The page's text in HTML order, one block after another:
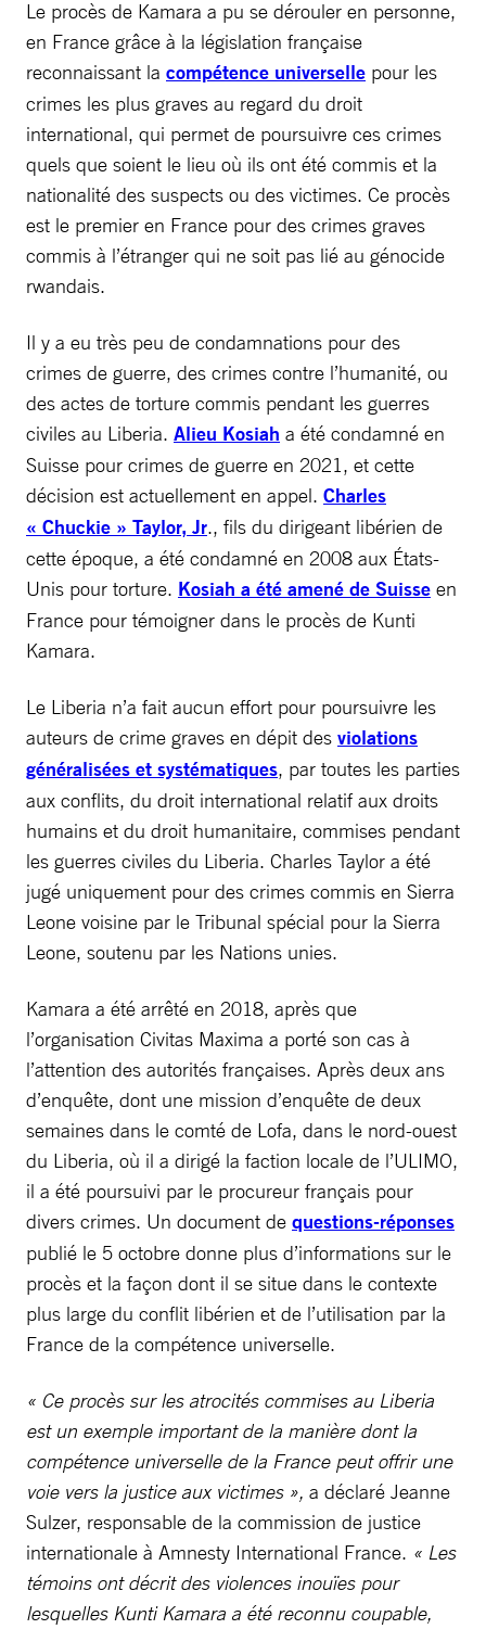
Le procès de Kamara a pu se dérouler en personne,
en France grâce à la législation française
reconnaissant la compétence universelle pour les
crimes les plus graves au regard du droit
international, qui permet de poursuivre ces crimes
quels que soient le lieu où ils ont été commis et la
nationalité des suspects ou des victimes. Ce procès
est le premier en France pour des crimes graves
commis à l’étranger qui ne soit pas lié au génocide
rwandais.
Il y a eu très peu de condamnations pour des
crimes de guerre, des crimes contre l’humanité, ou
des actes de torture commis pendant les guerres
civiles au Liberia. Alieu Kosiah a été condamné en
Suisse pour crimes de guerre en 2021, et cette
décision est actuellement en appel. Charles
« Chuckie » Taylor, Jr., fils du dirigeant libérien de
cette époque, a été condamné en 2008 aux États-
Unis pour torture. Kosiah a été amené de Suisse en
France pour témoigner dans le procès de Kunti
Kamara.
Le Liberia n’a fait aucun effort pour poursuivre les
auteurs de crime graves en dépit des violations
généralisées et systématiques, par toutes les parties
aux conflits, du droit international relatif aux droits
humains et du droit humanitaire, commises pendant
les guerres civiles du Liberia. Charles Taylor a été
jugé uniquement pour des crimes commis en Sierra
Leone voisine par le Tribunal spécial pour la Sierra
Leone, soutenu par les Nations unies.
Kamara a été arrêté en 2018, après que
l’organisation Civitas Maxima a porté son cas à
l’attention des autorités françaises. Après deux ans
d’enquête, dont une mission d’enquête de deux
semaines dans le comté de Lofa, dans le nord-ouest
du Liberia, où il a dirigé la faction locale de l’ULIMO,
il a été poursuivi par le procureur français pour
divers crimes. Un document de questions-réponses
publié le 5 octobre donne plus d’informations sur le
procès et la façon dont il se situe dans le contexte
plus large du conflit libérien et de l’utilisation par la
France de la compétence universelle.
« Ce procès sur les atrocités commises au Liberia
est un exemple important de la manière dont la
compétence universelle de la France peut offrir une
voie vers la justice aux victimes », a déclaré Jeanne
Sulzer, responsable de la commission de justice
internationale à Amnesty International France. « Les
témoins ont décrit des violences inouïes pour
lesquelles Kunti Kamara a été reconnu coupable,